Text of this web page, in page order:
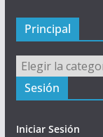
Principal
Principal
Sesión
Iniciar Sesión